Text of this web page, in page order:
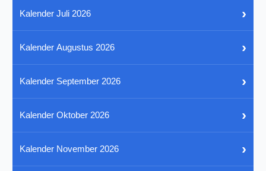
Kalender Juli 2026 ›
Kalender Augustus 2026 ›
Kalender September 2026 ›
Kalender Oktober 2026 ›
Kalender November 2026 ›